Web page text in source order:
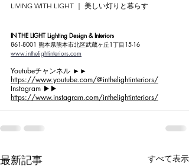
LIVING WITH LIGHT ｜ 美しい灯りと暮らす
IN THE LIGHT Lighting Design & Interiors
861-8001 熊本県熊本市北区武蔵ヶ丘1丁目15-16
www.inthelightinteriors.com
Youtubeチャンネル ►►
https://www.youtube.com/@inthelightinteriors/
Instagram ▶︎▶︎
https://www.instagram.com/inthelightinteriors/
最新記事 すべて表示